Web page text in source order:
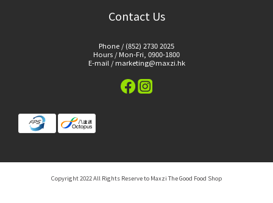
Contact Us
Phone / (852) 2730 2025
Hours / Mon-Fri, 0900-1800
E-mail / marketing@maxzi.hk
Copyright 2022 All Rights Reserve to Maxzi The Good Food Shop